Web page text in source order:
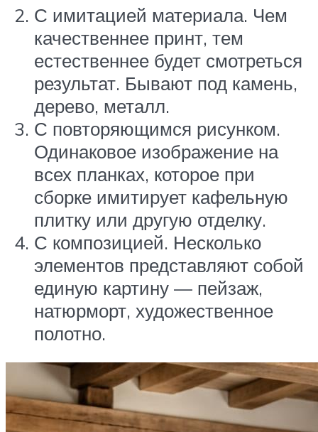
С имитацией материала. Чем
качественнее принт, тем
естественнее будет смотреться
результат. Бывают под камень,
дерево, металл.
С повторяющимся рисунком.
Одинаковое изображение на
всех планках, которое при
сборке имитирует кафельную
плитку или другую отделку.
С композицией. Несколько
элементов представляют собой
единую картину — пейзаж,
натюрморт, художественное
полотно.